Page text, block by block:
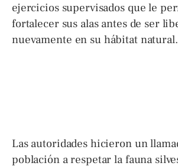
ejercicios supervisados que le
fortalecer sus alas antes de ser
nuevamente en su hábitat natural.
Las autoridades hicieron un
población a respetar la fauna